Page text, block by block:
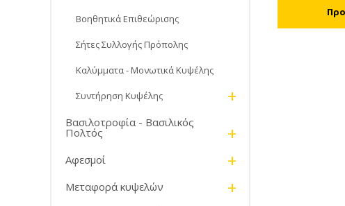
Βοηθητικά Επιθεώρισης
Σήτες Συλλογής Πρόπολης
Καλύμματα - Μονωτικά Κυψέλης
Συντήρηση Κυψέλης +
Βασιλοτροφία - Βασιλικός
Πολτός +
Αφεσμοί +
Μεταφορά κυψελών +